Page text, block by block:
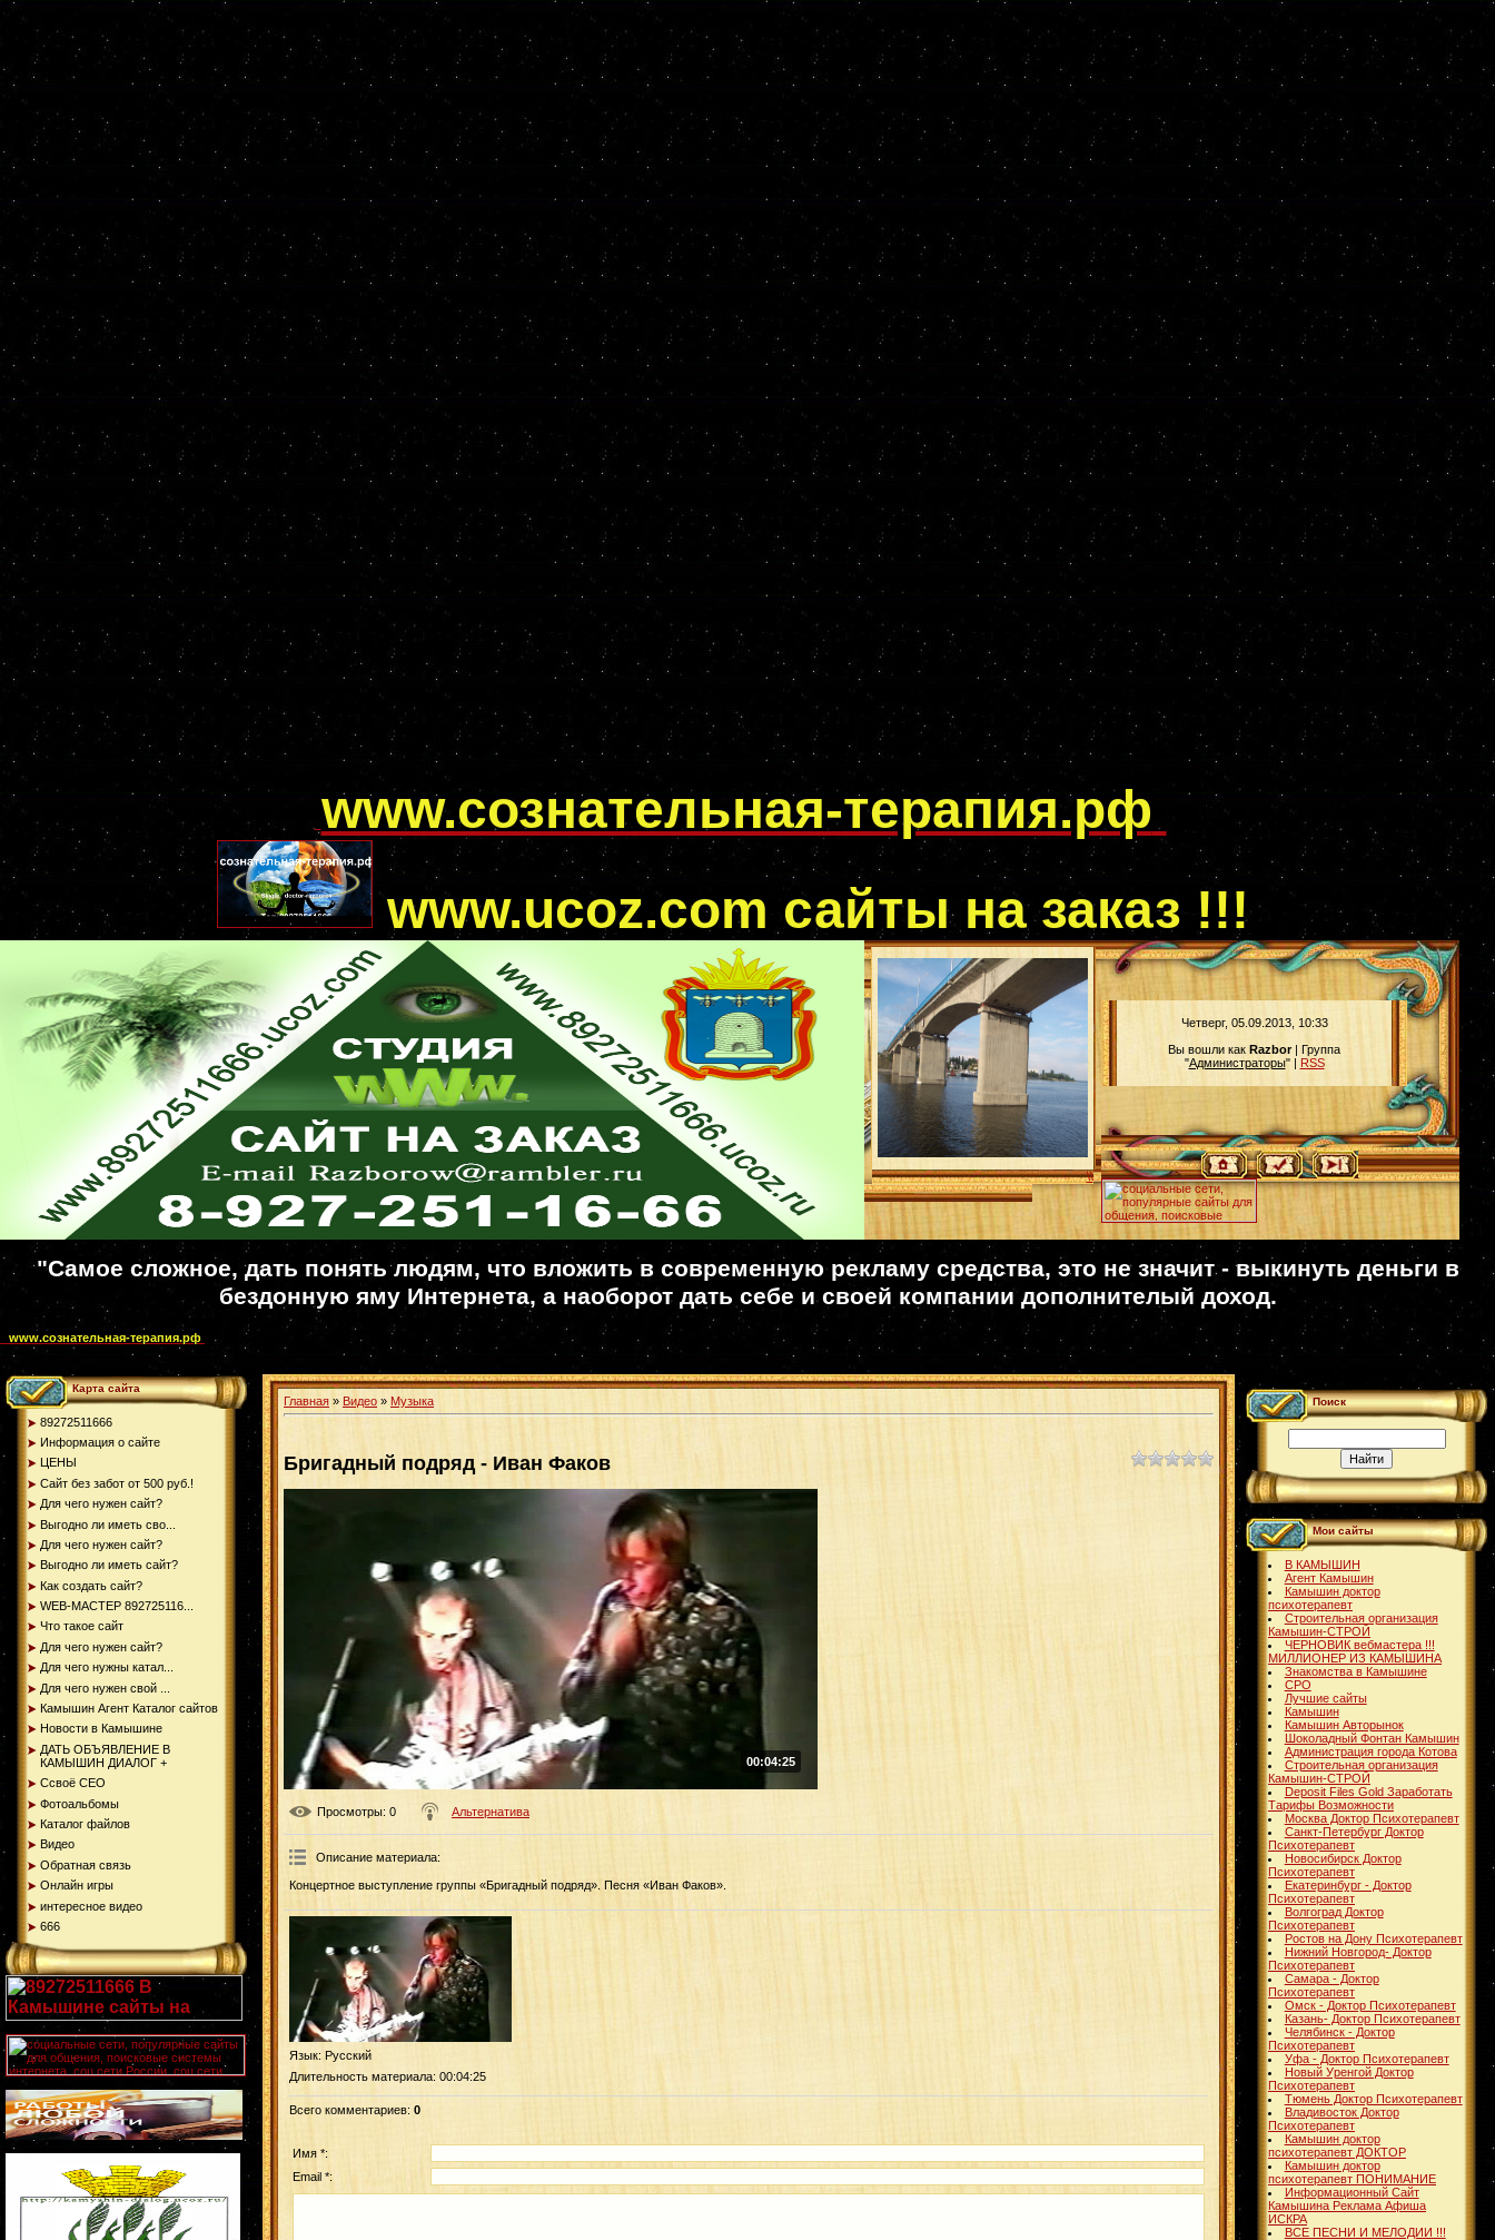
www.сознательная-терапия.рф
www.ucoz.com сайты на заказ !!!
\\
Четверг, 05.09.2013, 10:33
Вы вошли как Razbor| Группа
"Администраторы" | RSS
"Самое сложное, дать понять людям, что вложить в современную рекламу средства, это не значит - выкинуть деньги в
бездонную яму Интернета, а наоборот дать себе и своей компании дополнителый доход.
www.сознательная-терапия.рф
Карта сайта
89272511666
Информация о сайте
ЦЕНЫ
Сайт без забот от 500 руб.!
Для чего нужен сайт?
Выгодно ли иметь сво...
Для чего нужен сайт?
Выгодно ли иметь сайт?
Как создать сайт?
WEB-МАСТЕР 892725116...
Что такое сайт
Для чего нужен сайт?
Для чего нужны катал...
Для чего нужен свой ...
Камышин Агент Каталог сайтов
Новости в Камышине
ДАТЬ ОБЪЯВЛЕНИЕ В
КАМЫШИН ДИАЛОГ +
Ссвоё СЕО
Фотоальбомы
Каталог файлов
Видео
Обратная связь
Онлайн игры
интересное видео
666
Главная » Видео » Музыка
Бригадный подряд - Иван Факов
00:04:25
Просмотры: 0 Альтернатива
Описание материала:
Концертное выступление группы «Бригадный подряд». Песня «Иван Факов».
Язык: Русский
Длительность материала: 00:04:25
Всего комментариев: 0
Имя *:
Email *:
Поиск
Мои сайты
В КАМЫШИН
Агент Камышин
Камышин доктор
психотерапевт
Строительная организация
Камышин-СТРОЙ
ЧЕРНОВИК вебмастера !!!
МИЛЛИОНЕР ИЗ КАМЫШИНА
Знакомства в Камышине
СРО
Лучшие сайты
Камышин
Камышин Авторынок
Шоколадный Фонтан Камышин
Администрация города Котова
Строительная организация
Камышин-СТРОЙ
Deposit Files Gold Заработать
Тарифы Возможности
Москва Доктор Психотерапевт
Санкт-Петербург Доктор
Психотерапевт
Новосибирск Доктор
Психотерапевт
Екатеринбург - Доктор
Психотерапевт
Волгоград Доктор
Психотерапевт
Ростов на Дону Психотерапевт
Нижний Новгород- Доктор
Психотерапевт
Самара - Доктор
Психотерапевт
Омск - Доктор Психотерапевт
Казань- Доктор Психотерапевт
Челябинск - Доктор
Психотерапевт
Уфа - Доктор Психотерапевт
Новый Уренгой Доктор
Психотерапевт
Тюмень Доктор Психотерапевт
Владивосток Доктор
Психотерапевт
Камышин доктор
психотерапевт ДОКТОР
Камышин доктор
психотерапевт ПОНИМАНИЕ
Информационный Сайт
Камышина Реклама Афиша
ИСКРА
ВСЕ ПЕСНИ И МЕЛОДИИ !!!